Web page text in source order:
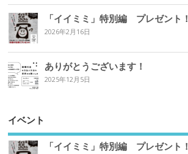
「イイミミ」特別編 プレゼント！
2026年2月16日
ありがとうございます！
2025年12月5日
イベント
「イイミミ」特別編 プレゼント！